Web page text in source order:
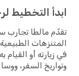
ابدأ التخطيط
تقدّم مالطا تجارب
المتنزهات
في زيارته أو
وتواريخ السفر،